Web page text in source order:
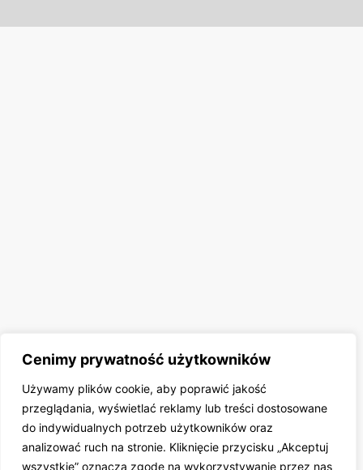
Cenimy prywatność użytkowników
Używamy plików cookie, aby poprawić jakość
przeglądania, wyświetlać reklamy lub treści dostosowane
do indywidualnych potrzeb użytkowników oraz
analizować ruch na stronie. Kliknięcie przycisku „Akceptuj
wszystkie” oznacza zgodę na wykorzystywanie przez nas